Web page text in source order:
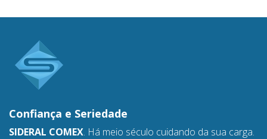
Confiança e Seriedade
SIDERAL COMEX. Há meio século cuidando da sua carga.